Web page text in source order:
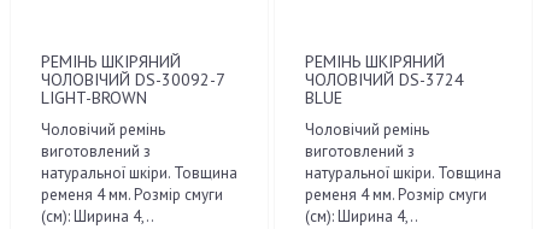
РЕМІНЬ ШКІРЯНИЙ
ЧОЛОВІЧИЙ DS-30092-7
LIGHT-BROWN
Чоловічий ремінь
виготовлений з
натуральної шкіри. Товщина
ременя 4 мм. Розмір смуги
(см): Ширина 4,..
РЕМІНЬ ШКІРЯНИЙ
ЧОЛОВІЧИЙ DS-3724
BLUE
Чоловічий ремінь
виготовлений з
натуральної шкіри. Товщина
ременя 4 мм. Розмір смуги
(см): Ширина 4,..